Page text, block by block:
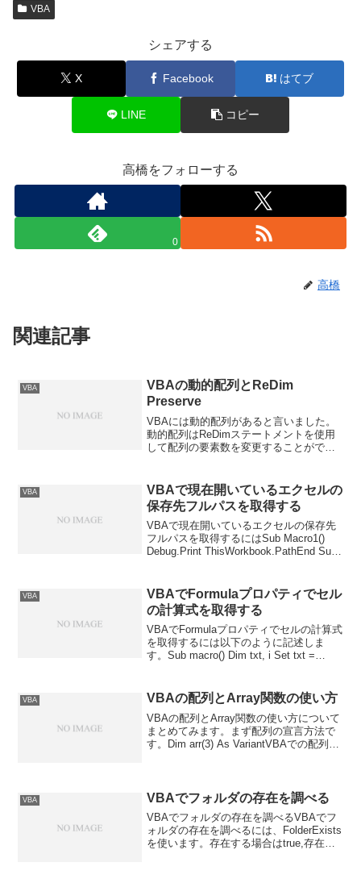
VBA
シェアする
X Facebook はてブ
LINE コピー
高橋をフォローする
0
高橋
関連記事
VBA
VBAの動的配列とReDim
Preserve
VBAには動的配列があると言いました。
動的配列はReDimステートメントを使用
して配列の要素数を変更することができ
macro() Dim arr() As Stri...
VBA
VBAで現在開いているエクセルの
保存先フルパスを取得する
VBAで現在開いているエクセルの保存先
フルパスを取得するにはSub Macro1()
Debug.Print ThisWorkbook.PathEnd Sub
VBA
VBAでFormulaプロパティでセル
の計算式を取得する
VBAでFormulaプロパティでセルの計算式
を取得するには以下のように記述しま
す。Sub macro() Dim txt, i Set txt =
VBA VBAの配列とArray関数の使い方
VBAの配列とArray関数の使い方について
まとめてみます。まず配列の宣言方法で
す。Dim arr(3) As VariantVBAでの配列の
VBA VBAでフォルダの存在を調べる
VBAでフォルダの存在を調べるVBAでフ
ォルダの存在を調べるには、FolderExists
を使います。存在する場合はtrue,存在し